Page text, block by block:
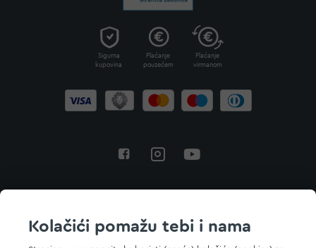
Kolačići pomažu tebi i nama
Sigurna
kupovina
Plaćanje
pouzećem
Plaćanje
virmanom